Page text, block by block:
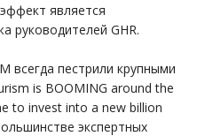
является
руководителей GHR.
всегда пестрили крупными
is BOOMING around the
to invest into a new billion
экспертных